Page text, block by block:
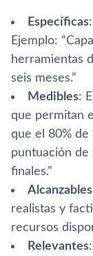
Específicas
Ejemplo:
herramientas
seis meses.”
Medibles:
que permitan
que el 80% de
puntuación de
finales.”
Alcanzables
realistas y
recursos
Relevantes